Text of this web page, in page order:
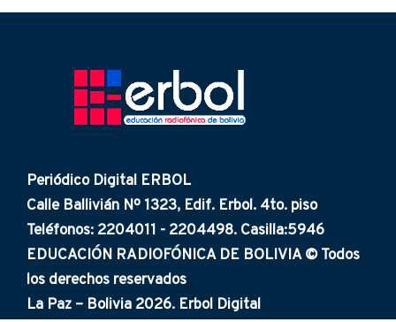
Periódico Digital ERBOL
Calle Ballivián Nº 1323, Edif. Erbol. 4to. piso
Teléfonos: 2204011 - 2204498. Casilla:5946
EDUCACIÓN RADIOFÓNICA DE BOLIVIA © Todos
los derechos reservados
La Paz – Bolivia 2026. Erbol Digital